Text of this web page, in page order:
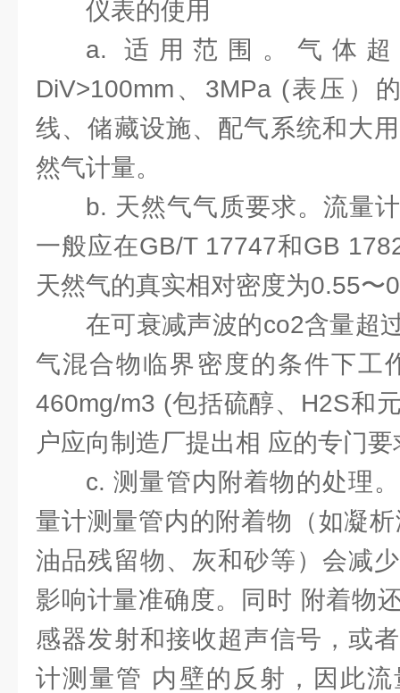
仪表的使用
a. 适用范围。气体
DiV>100mm、3MPa (表压）
线、储藏设施、配气系统和大
然气计量。
b. 天然气气质要求。流量
一般应在GB/T 17747和GB
天然气的真实相对密度为0.55〜
在可衰减声波的co2含量超
气混合物临界密度的条件下工
460mg/m3 (包括硫醇、H2S和
户应向制造厂提出相 应的专门要
c. 测量管内附着物的处理
量计测量管内的附着物（如凝
油品残留物、灰和砂等）会减
影响计量准确度。同时 附着物
感器发射和接收超声信号，或
计测量管 内壁的反射，因此